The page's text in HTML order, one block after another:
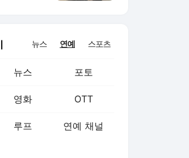
뉴스 연예 스포츠
뉴스 포토
영화 OTT
루프 연예 채널